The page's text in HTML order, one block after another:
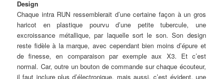
Design
Chaque intra RUN ressemblerait d’une certaine façon à un gros
haricot en plastique pourvu d’une petite tubercule, une
excroissance métallique, par laquelle sort le son. Son design
reste fidèle à la marque, avec cependant bien moins d’épure et
de finesse, en comparaison par exemple aux X3. Et c’est
normal. Car, outre un bouton de commande sur chaque écouteur,
il faut inclure plus d’électronique, mais aussi, c’est évident, une